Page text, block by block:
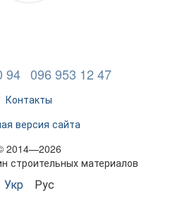
94 096 953 12 47
Контакты
версия сайта
2014—2026
строительных материалов
Укр Рус